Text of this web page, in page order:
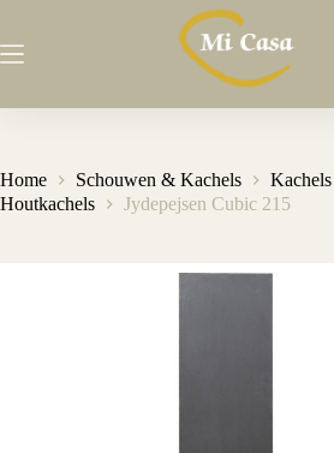
de
Home Schouwen & Kachels
Kachels
Houtkachels
Jydepejsen Cubic 215